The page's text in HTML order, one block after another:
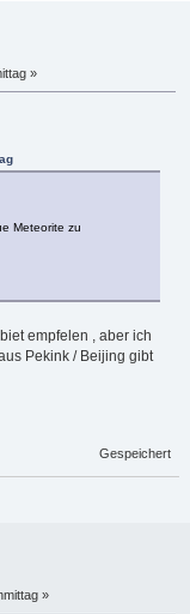
»
Meteorite zu
empfelen , aber ich
Pekink / Beijing gibt
Gespeichert
»